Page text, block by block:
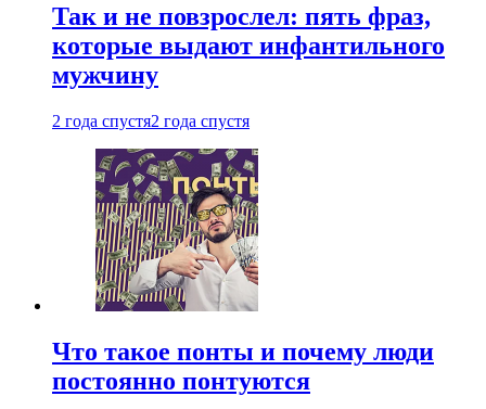
Так и не повзрослел: пять фраз,
которые выдают инфантильного
мужчину
2 года спустя2 года спустя
Что такое понты и почему люди
постоянно понтуются